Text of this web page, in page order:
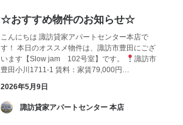
☆おすすめ物件のお知らせ☆
こんにちは 諏訪貸家アパートセンター本店で
す！ 本日のオススメ物件は、諏訪市豊田にござ
います【Slow jam 102号室】です。
諏訪市
豊田小川1711-1 賃料：家賃79,000円…
2026年5月9日
­ 諏訪貸家アパートセンター 本店